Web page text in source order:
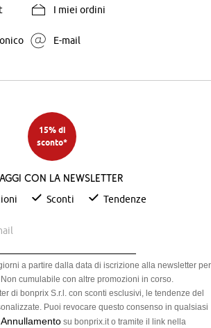
I miei ordini
E-mail
15% di
sconto*
con la newsletter
Sconti Tendenze
a partire dalla data di iscrizione alla newsletter per
cumulabile con altre promozioni in corso.
di bonprix S.r.l. con sconti esclusivi, le tendenze del
Puoi revocare questo consenso in qualsiasi
Annullamento su bonprix.it o tramite il link nella